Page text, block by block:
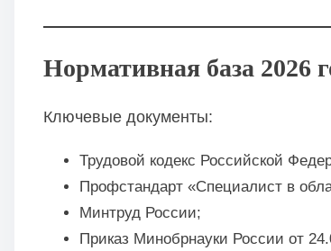
Нормативная база 2026
Ключевые документы:
Трудовой кодекс Российской
Профстандарт «Специалист в
Минтруд России;
Приказ Минобрнауки России от